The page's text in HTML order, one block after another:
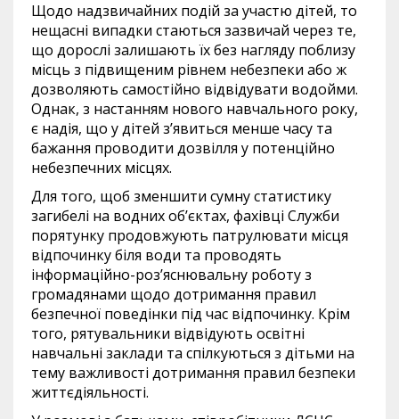
Щодо надзвичайних подій за участю дітей, то
нещасні випадки стаються зазвичай через те,
що дорослі залишають їх без нагляду поблизу
місць з підвищеним рівнем небезпеки або ж
дозволяють самостійно відвідувати водойми.
Однак, з настанням нового навчального року,
є надія, що у дітей з’явиться менше часу та
бажання проводити дозвілля у потенційно
небезпечних місцях.
Для того, щоб зменшити сумну статистику
загибелі на водних об’єктах, фахівці Служби
порятунку продовжують патрулювати місця
відпочинку біля води та проводять
інформаційно-роз’яснювальну роботу з
громадянами щодо дотримання правил
безпечної поведінки під час відпочинку. Крім
того, рятувальники відвідують освітні
навчальні заклади та спілкуються з дітьми на
тему важливості дотримання правил безпеки
життєдіяльності.